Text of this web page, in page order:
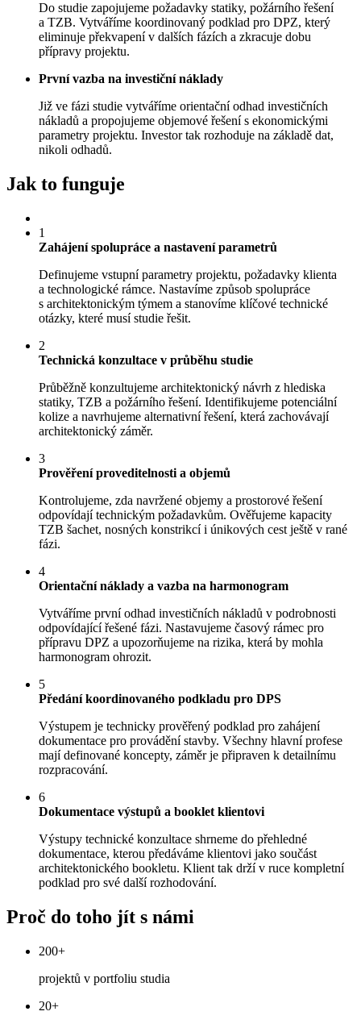
Do studie zapojujeme požadavky statiky, požárního řešení
a TZB. Vytváříme koordinovaný podklad pro DPZ, který
eliminuje překvapení v dalších fázích a zkracuje dobu
přípravy projektu.
První vazba na investiční náklady
Již ve fázi studie vytváříme orientační odhad investičních
nákladů a propojujeme objemové řešení s ekonomickými
parametry projektu. Investor tak rozhoduje na základě dat,
nikoli odhadů.
Jak to funguje
1
Zahájení spolupráce a nastavení parametrů
Definujeme vstupní parametry projektu, požadavky klienta
a technologické rámce. Nastavíme způsob spolupráce
s architektonickým týmem a stanovíme klíčové technické
otázky, které musí studie řešit.
2
Technická konzultace v průběhu studie
Průběžně konzultujeme architektonický návrh z hlediska
statiky, TZB a požárního řešení. Identifikujeme potenciální
kolize a navrhujeme alternativní řešení, která zachovávají
architektonický záměr.
3
Prověření proveditelnosti a objemů
Kontrolujeme, zda navržené objemy a prostorové řešení
odpovídají technickým požadavkům. Ověřujeme kapacity
TZB šachet, nosných konstrikcí i únikových cest ještě v rané
fázi.
4
Orientační náklady a vazba na harmonogram
Vytváříme první odhad investičních nákladů v podrobnosti
odpovídající řešené fázi. Nastavujeme časový rámec pro
přípravu DPZ a upozorňujeme na rizika, která by mohla
harmonogram ohrozit.
5
Předání koordinovaného podkladu pro DPS
Výstupem je technicky prověřený podklad pro zahájení
dokumentace pro provádění stavby. Všechny hlavní profese
mají definované koncepty, záměr je připraven k detailnímu
rozpracování.
6
Dokumentace výstupů a booklet klientovi
Výstupy technické konzultace shrneme do přehledné
dokumentace, kterou předáváme klientovi jako součást
architektonického bookletu. Klient tak drží v ruce kompletní
podklad pro své další rozhodování.
Proč do toho jít s námi
200+
projektů v portfoliu studia
20+